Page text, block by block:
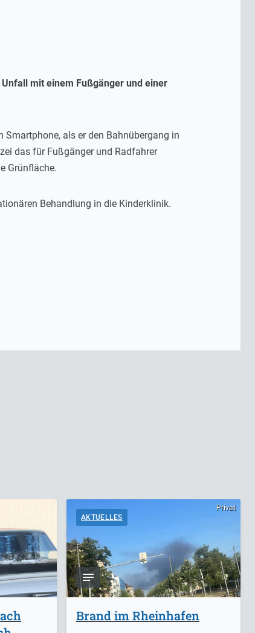
mit einem Fußgänger und einer
als er den Bahnübergang in
das für Fußgänger und Radfahrer
Grünfläche.
Behandlung in die Kinderklinik.
Privat
AKTUELLES
Brand im Rheinhafen